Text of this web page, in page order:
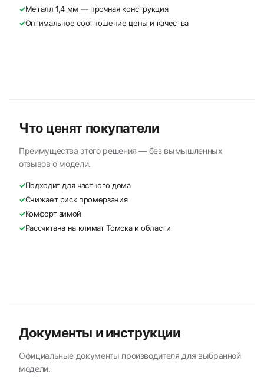
✓Металл 1,4 мм — прочная конструкция
✓Оптимальное соотношение цены и качества
Что ценят покупатели
Преимущества этого решения — без вымышленных
отзывов о модели.
✓Подходит для частного дома
✓Снижает риск промерзания
✓Комфорт зимой
✓Рассчитана на климат Томска и области
Документы и инструкции
Официальные документы производителя для выбранной
модели.